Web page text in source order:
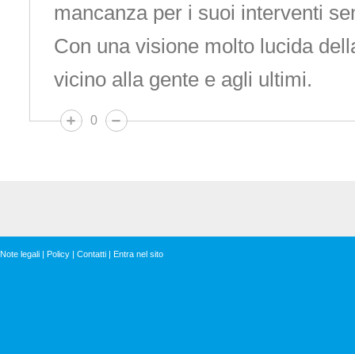
mancanza per i suoi interventi
Con una visione molto lucida
vicino alla gente e agli ultimi.
0
Note legali | Policy | Contatti | Entra nel sito